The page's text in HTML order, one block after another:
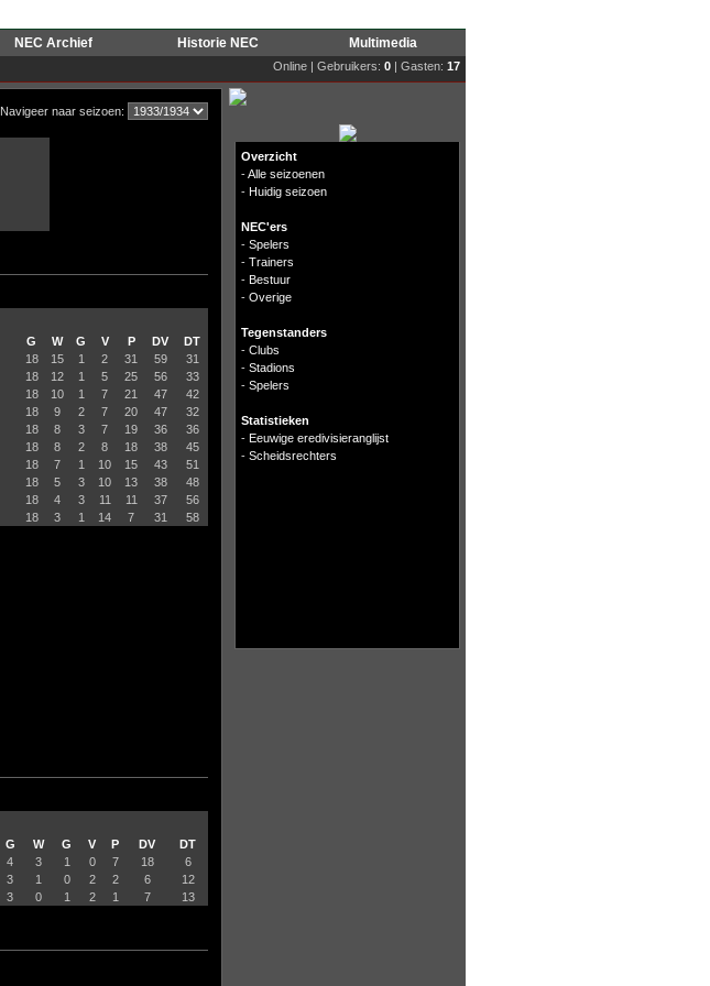
NEC Archief Historie NEC Multimedia
Online | Gebruikers: 0 | Gasten: 17
Navigeer naar seizoen:
G W G V P DV
DT
18 15 1 2 31 59
31
18 12 1 5 25 56
33
18 10 1 7 21 47
42
18 9 2 7 20 47
32
18 8 3 7 19 36
36
18 8 2 8 18 38
45
18 7 1 10 15 43
51
18 5 3 10 13 38
48
18 4 3 11 11 37
56
18 3 1 14 7 31 58
G W G V P DV
DT
4 3 1 0 7 18
6
3 1 0 2 2 6
12
3 0 1 2 1 7 13
Overzicht
-Alle seizoenen
- Huidig seizoen
NEC'ers
- Spelers
- Trainers
- Bestuur
- Overige
Tegenstanders
- Clubs
- Stadions
- Spelers
Statistieken
- Eeuwige eredivisieranglijst
- Scheidsrechters